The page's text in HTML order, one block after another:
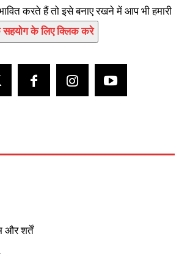
करते हैं तो इसे बनाए रखने में आप भी हमारी
सहयोग के लिए क्लिक करे
और शर्तें